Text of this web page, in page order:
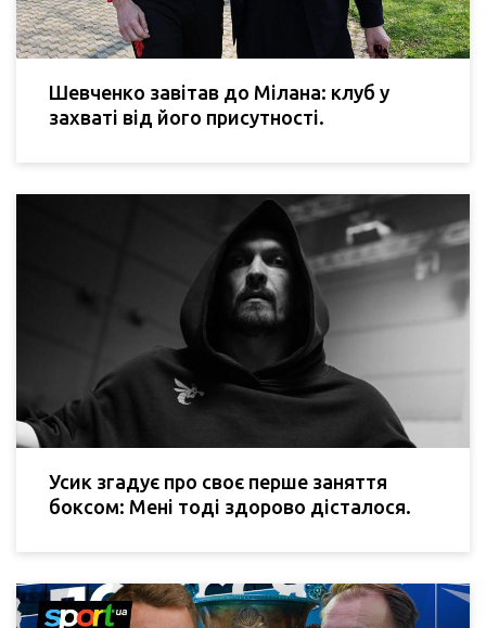
Шевченко завітав до Мілана: клуб у
захваті від його присутності.
Усик згадує про своє перше заняття
боксом: Мені тоді здорово дісталося.